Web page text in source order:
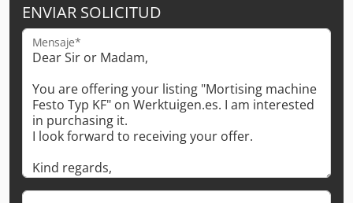
ENVIAR SOLICITUD
Mensaje*